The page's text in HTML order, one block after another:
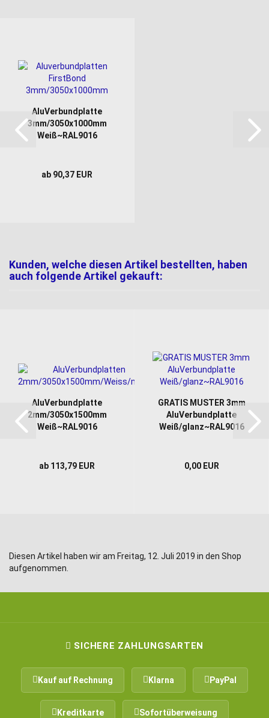
AluVerbundplatte
3mm/3050x1000mm
Weiß~RAL9016
ab 90,37 EUR
Kunden, welche diesen Artikel bestellten, haben
auch folgende Artikel gekauft:
AluVerbundplatte
2mm/3050x1500mm
Weiß~RAL9016
ab 113,79 EUR
GRATIS MUSTER 3mm
AluVerbundplatte
Weiß/glanz~RAL9016
0,00 EUR
Diesen Artikel haben wir am Freitag, 12. Juli 2019 in den Shop
aufgenommen.
SICHERE ZAHLUNGSARTEN
Kauf auf Rechnung Klarna PayPal
Kreditkarte Sofortüberweisung